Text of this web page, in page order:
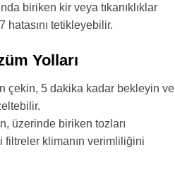
biriken kir veya tıkanıklıklar
hatasını tetikleyebilir.
Yolları
çekin, 5 dakika kadar bekleyin ve
üzerinde biriken tozları
klimanın verimliliğini